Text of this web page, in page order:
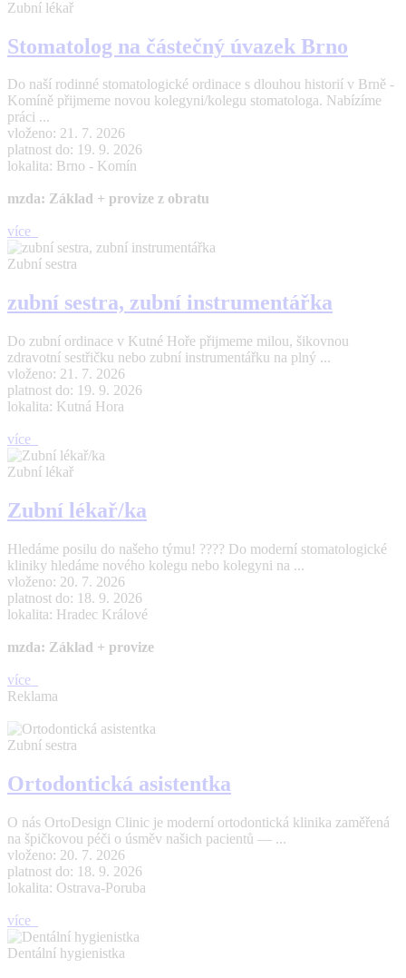
Zubní lékař
Stomatolog na částečný úvazek Brno
Do naší rodinné stomatologické ordinace s dlouhou historií v Brně -
Komíně přijmeme novou kolegyni/kolegu stomatologa. Nabízíme
práci ...
vloženo: 21. 7. 2026
platnost do: 19. 9. 2026
lokalita: Brno - Komín
mzda: Základ + provize z obratu
více
Zubní sestra
zubní sestra, zubní instrumentářka
Do zubní ordinace v Kutné Hoře přijmeme milou, šikovnou
zdravotní sestřičku nebo zubní instrumentářku na plný ...
vloženo: 21. 7. 2026
platnost do: 19. 9. 2026
lokalita: Kutná Hora
více
Zubní lékař
Zubní lékař/ka
Hledáme posilu do našeho týmu! ???? Do moderní stomatologické
kliniky hledáme nového kolegu nebo kolegyni na ...
vloženo: 20. 7. 2026
platnost do: 18. 9. 2026
lokalita: Hradec Králové
mzda: Základ + provize
více
Reklama
Zubní sestra
Ortodontická asistentka
O nás OrtoDesign Clinic je moderní ortodontická klinika zaměřená
na špičkovou péči o úsměv našich pacientů — ...
vloženo: 20. 7. 2026
platnost do: 18. 9. 2026
lokalita: Ostrava-Poruba
více
Dentální hygienistka